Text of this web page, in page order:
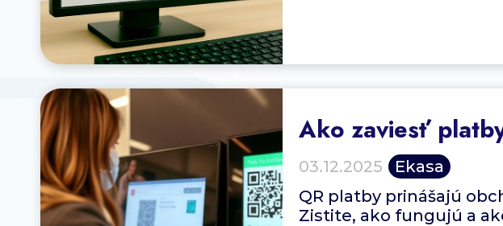
Ako zaviesť
03.12.2025
Ekasa
QR platby prinášajú
Zistite, ako fungujú a